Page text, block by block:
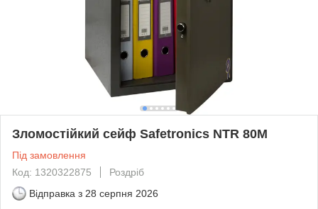
Зломостійкий сейф Safetronics NTR 80M
Під замовлення
Код: 1320322875
Роздріб
Відправка з 28 серпня 2026